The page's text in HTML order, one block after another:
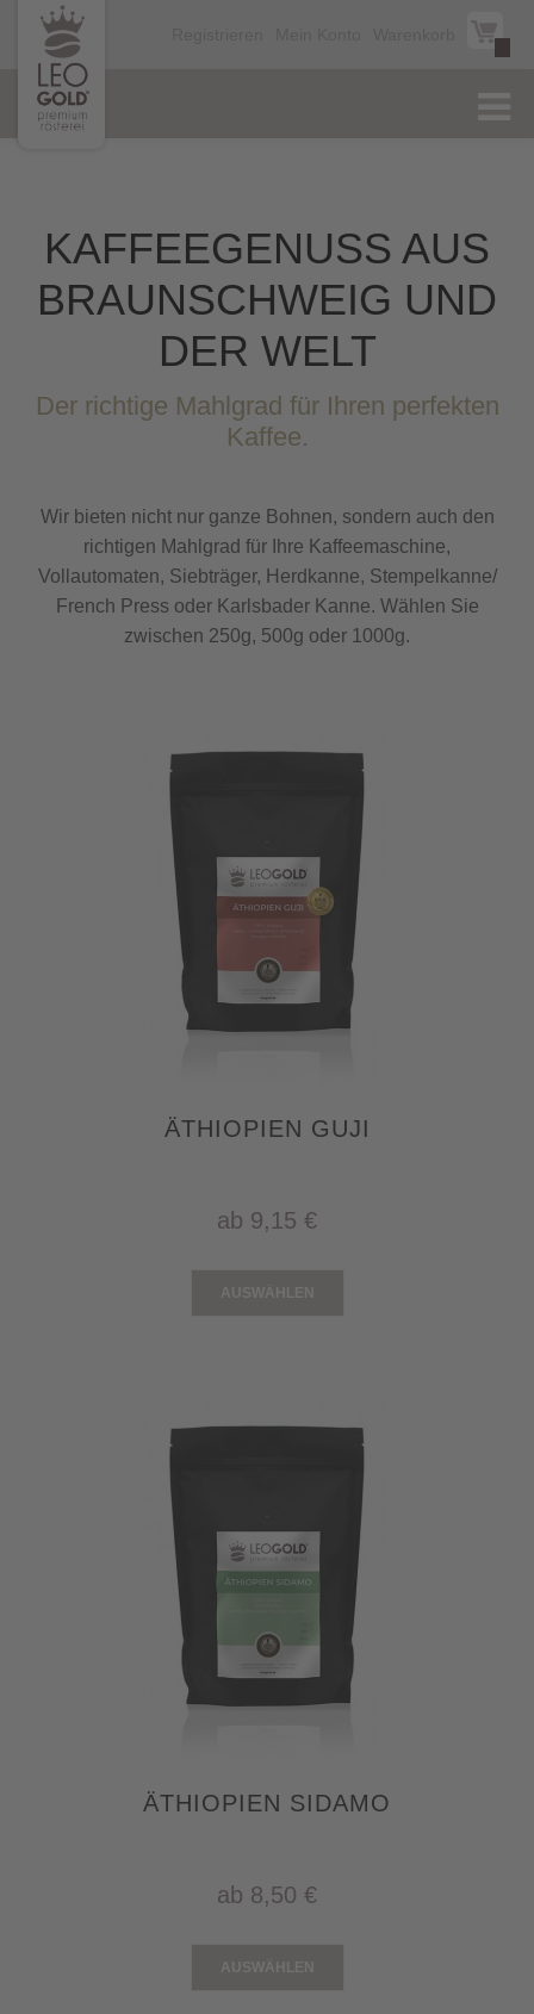
KAFFEEGENUSS AUS
BRAUNSCHWEIG UND
DER WELT
Der richtige Mahlgrad für Ihren perfekten
Kaffee.
Wir bieten nicht nur ganze Bohnen, sondern auch den
richtigen Mahlgrad für Ihre Kaffeemaschine,
Vollautomaten, Siebträger, Herdkanne, Stempelkanne/
French Press oder Karlsbader Kanne. Wählen Sie
zwischen 250g, 500g oder 1000g.
ÄTHIOPIEN GUJI
ab 9,15 €
ÄTHIOPIEN SIDAMO
ab 8,50 €